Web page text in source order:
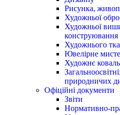
Рисунка,
Художньої
Художньої
конструювання
Художнього
Ювелірне
Художнє
природничих
Офіційні документи
Звіти
Нормативно-